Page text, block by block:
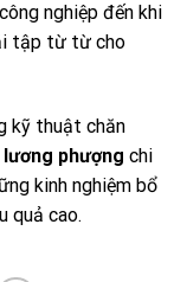
nghiệp đến khi
tập từ từ cho
kỹ thuật chăn
lương phượng chi
kinh nghiệm bổ
quả cao.